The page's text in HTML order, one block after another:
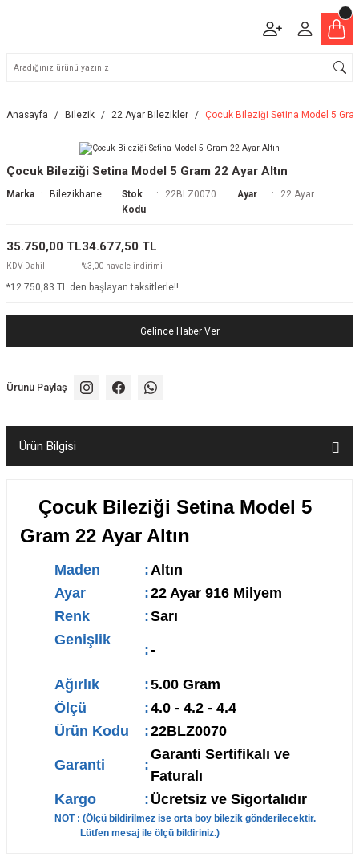
Anasayfa Bilezik 22 Ayar Bilezikler Çocuk Bileziği Setina Model 5
Çocuk Bileziği Setina Model 5 Gram 22 Ayar Altın
Marka Bilezikhane
Stok
Kodu
22BLZ0070 Ayar 22 Ayar
35.750,00 TL
KDV Dahil
34.677,50 TL
%3,00 havale indirimi
*12.750,83 TL den başlayan taksitlerle!!
Gelince Haber Ver
Ürünü Paylaş
Ürün Bilgisi
Çocuk Bileziği Setina Model 5
Gram 22 Ayar Altın
Maden :Altın
Ayar
:22 Ayar 916 Milyem
Renk
:Sarı
Genişlik
:-
Ağırlık :5.00 Gram
Ölçü
:4.0 - 4.2 - 4.4
Ürün Kodu
:22BLZ0070
Garanti :
Garanti Sertifikalı ve
Faturalı
Kargo
: Ücretsiz ve Sigortalıdır
NOT : (Ölçü bildirilmez ise orta boy bilezik gönderilecektir.
Lütfen mesaj ile ölçü bildiriniz.)